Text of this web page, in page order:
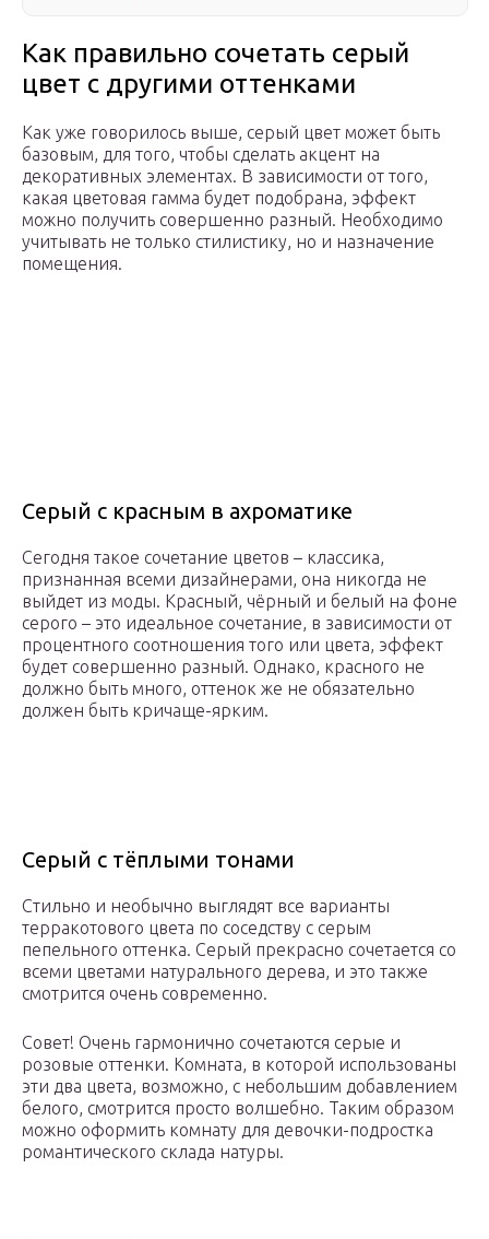
Как правильно сочетать серый
цвет с другими оттенками
Как уже говорилось выше, серый цвет может быть
базовым, для того, чтобы сделать акцент на
декоративных элементах. В зависимости от того,
какая цветовая гамма будет подобрана, эффект
можно получить совершенно разный. Необходимо
учитывать не только стилистику, но и назначение
помещения.
Серый с красным в ахроматике
Сегодня такое сочетание цветов – классика,
признанная всеми дизайнерами, она никогда не
выйдет из моды. Красный, чёрный и белый на фоне
серого – это идеальное сочетание, в зависимости от
процентного соотношения того или цвета, эффект
будет совершенно разный. Однако, красного не
должно быть много, оттенок же не обязательно
должен быть кричаще-ярким.
Серый с тёплыми тонами
Стильно и необычно выглядят все варианты
терракотового цвета по соседству с серым
пепельного оттенка. Серый прекрасно сочетается со
всеми цветами натурального дерева, и это также
смотрится очень современно.
Совет! Очень гармонично сочетаются серые и
розовые оттенки. Комната, в которой использованы
эти два цвета, возможно, с небольшим добавлением
белого, смотрится просто волшебно. Таким образом
можно оформить комнату для девочки-подростка
романтического склада натуры.